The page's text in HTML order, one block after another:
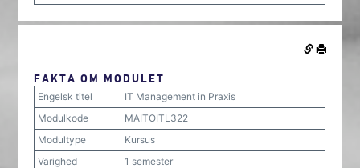
FAKTA OM MODULET
Engelsk titel
IT Management in Praxis
Modulkode
MAITOITL322
Modultype
Kursus
Varighed
1 semester